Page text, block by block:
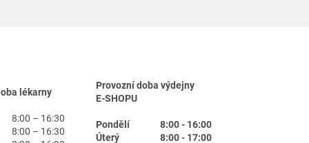
lékarny
8:00 – 16:30
8:00 – 16:30
Provozní doba výdejny
E-SHOPU
Pondělí
8:00 - 16:00
Úterý
8:00 - 17:00